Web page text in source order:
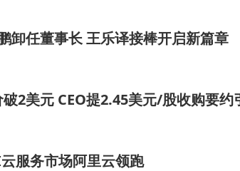
卸任董事长 王乐译接棒开启新篇章
2美元 CEO提2.45美元/股收购要约
服务市场阿里云领跑